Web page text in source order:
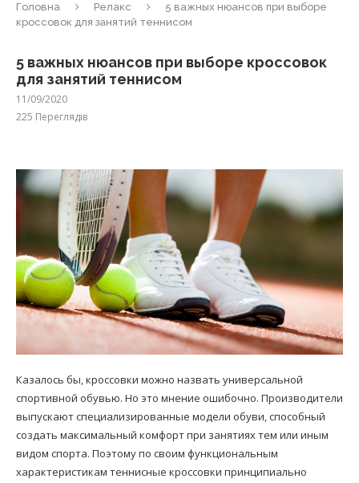
Головна Релакс
5 важных нюансов при выборе
кроссовок для занятий теннисом
5 важных нюансов при выборе кроссовок
для занятий теннисом
11/09/2020
225 Переглядів
Казалось бы, кроссовки можно назвать универсальной
спортивной обувью. Но это мнение ошибочно. Производители
выпускают специализированные модели обуви, способный
создать максимальный комфорт при занятиях тем или иным
видом спорта. Поэтому по своим функциональным
характеристикам теннисные кроссовки принципиально